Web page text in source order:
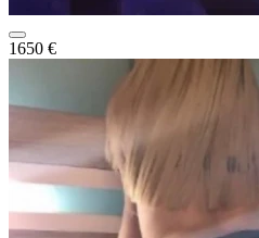
1650 €